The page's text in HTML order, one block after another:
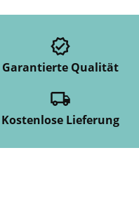
Garantierte Qualität
Kostenlose Lieferung